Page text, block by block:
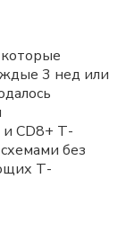
3 нед или
и CD8+ Т-
без
Т-